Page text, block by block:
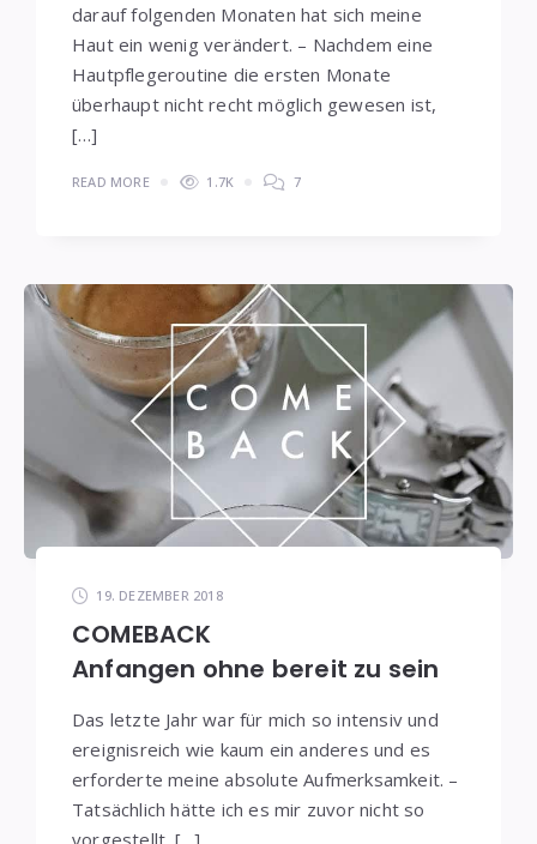
darauf folgenden Monaten hat sich meine
Haut ein wenig verändert. – Nachdem eine
Hautpflegeroutine die ersten Monate
überhaupt nicht recht möglich gewesen ist,
[…]
READ MORE 1.7K 7
19. DEZEMBER 2018
COMEBACK
Anfangen ohne bereit zu sein
Das letzte Jahr war für mich so intensiv und
ereignisreich wie kaum ein anderes und es
erforderte meine absolute Aufmerksamkeit. –
Tatsächlich hätte ich es mir zuvor nicht so
vorgestellt. […]